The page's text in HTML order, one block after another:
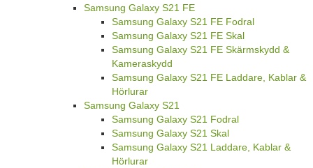
Samsung Galaxy S21 FE
Samsung Galaxy S21 FE Fodral
Samsung Galaxy S21 FE Skal
Samsung Galaxy S21 FE Skärmskydd &
Kameraskydd
Samsung Galaxy S21 FE Laddare, Kablar &
Hörlurar
Samsung Galaxy S21
Samsung Galaxy S21 Fodral
Samsung Galaxy S21 Skal
Samsung Galaxy S21 Laddare, Kablar &
Hörlurar